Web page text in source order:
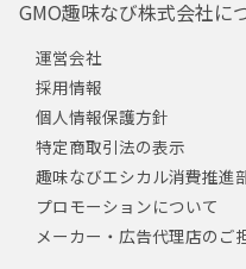
GMO趣味なび株式会社に
運営会社
採用情報
個人情報保護方針
特定商取引法の表示
趣味なびエシカル消費推進
プロモーションについて
メーカー・広告代理店のご